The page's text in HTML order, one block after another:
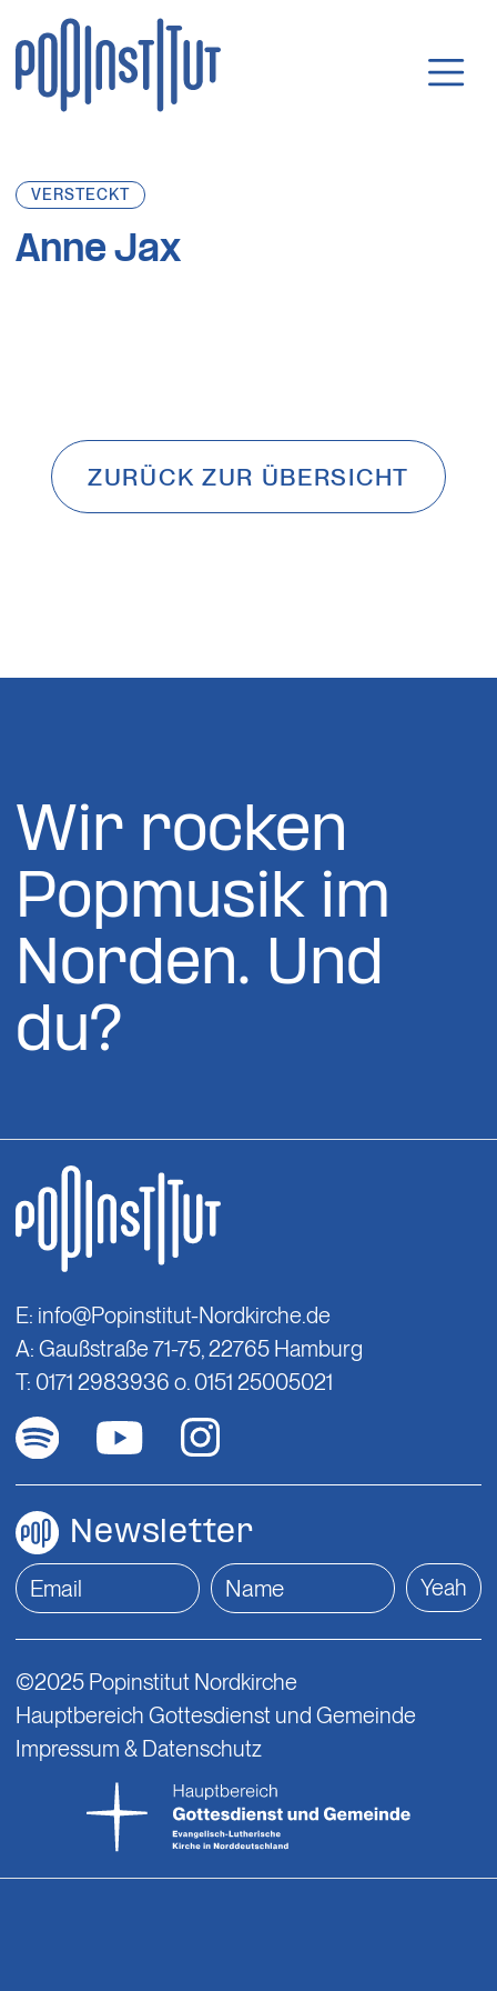
Direkt zum Inhalt wechseln
VERSTECKT
Anne Jax
ZURÜCK ZUR ÜBERSICHT
Wir rocken
Popmusik im
Norden. Und
du?
E: info@Popinstitut-Nordkirche.de
A: Gaußstraße 71-75, 22765 Hamburg
T: 0171 2983936 o. 0151 25005021
Newsletter
Yeah
©2025 Popinstitut Nordkirche
Hauptbereich Gottesdienst und Gemeinde
Impressum & Datenschutz